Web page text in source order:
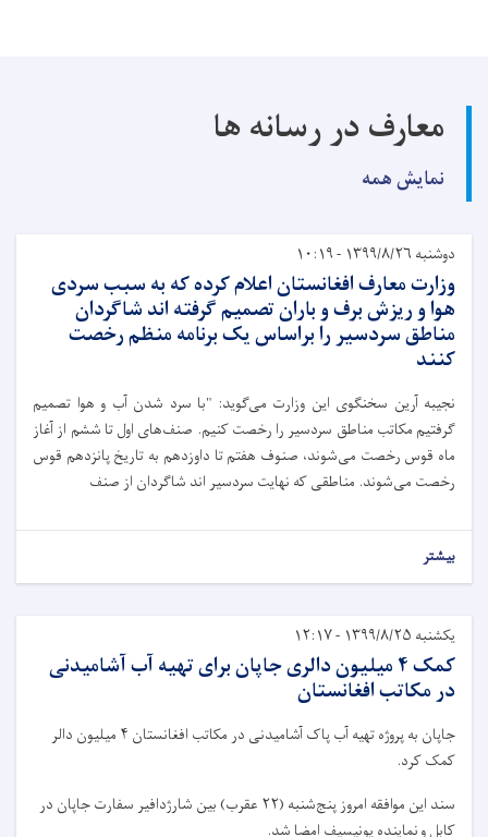
معارف در رسانه ها
نمایش همه
دوشنبه ۱۳۹۹/۸/۲۶ - ۱۰:۱۹
وزارت معارف افغانستان اعلام کرده که به سبب سردی
هوا و ریزش برف و باران تصمیم گرفته اند شاگردان
مناطق سردسیر را براساس یک برنامه منظم رخصت
کنند
نجیبه آرین سخنگوی این وزارت می‌گوید: "با سرد شدن آب و هوا تصمیم
گرفتیم مکاتب مناطق سردسیر را رخصت کنیم. صنف‌های اول تا ششم از آغاز
ماه قوس رخصت می‌شوند، صنوف هفتم تا داوزدهم به تاریخ پانزدهم قوس
رخصت می‌شوند. مناطقی که نهایت سردسیر اند شاگردان از صنف
بیشتر
یکشنبه ۱۳۹۹/۸/۲۵ - ۱۲:۱۷
کمک ۴ میلیون دالری جاپان برای تهیه آب آشامیدنی
در مکاتب افغانستان
جاپان به پروژه تهیه آب پاک آشامیدنی در مکاتب افغانستان ۴ میلیون دالر
کمک کرد.
سند این موافقه امروز پنج‌شنبه (۲۲ عقرب) بین شارژدافیر سفارت جاپان در
کابل و نماینده یونیسیف امضا شد.